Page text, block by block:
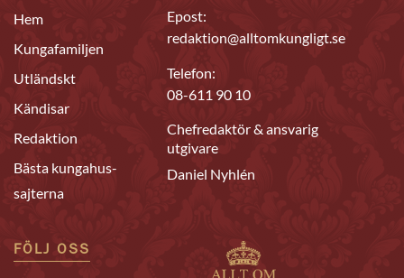
Hem
Kungafamiljen
Utländskt
Kändisar
Redaktion
Bästa kungahus-
sajterna
Epost:
redaktion@alltomkungligt.se
Telefon:
08-611 90 10
Chefredaktör & ansvarig
utgivare
Daniel Nyhlén
FÖLJ OSS